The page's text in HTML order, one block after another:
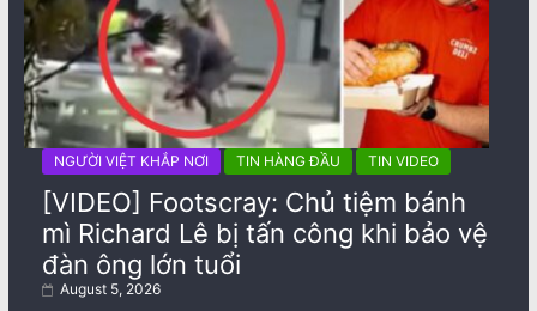
NGƯỜI VIỆT KHẮP NƠI TIN HÀNG ĐẦU TIN VIDEO
[VIDEO] Footscray: Chủ tiệm bánh
mì Richard Lê bị tấn công khi bảo vệ
đàn ông lớn tuổi
August 5, 2026